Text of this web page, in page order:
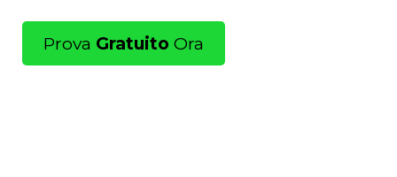
Prova Gratuito Ora